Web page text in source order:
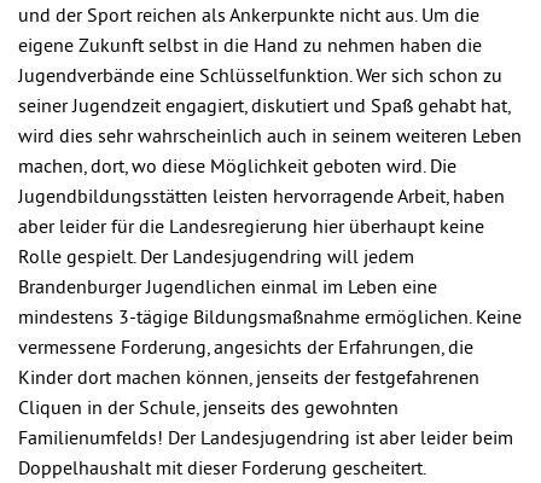
und der Sport reichen als Ankerpunkte nicht aus. Um die
eigene Zukunft selbst in die Hand zu nehmen haben die
Jugendverbände eine Schlüsselfunktion. Wer sich schon zu
seiner Jugendzeit engagiert, diskutiert und Spaß gehabt hat,
wird dies sehr wahrscheinlich auch in seinem weiteren Leben
machen, dort, wo diese Möglichkeit geboten wird. Die
Jugendbildungsstätten leisten hervorragende Arbeit, haben
aber leider für die Landesregierung hier überhaupt keine
Rolle gespielt. Der Landesjugendring will jedem
Brandenburger Jugendlichen einmal im Leben eine
mindestens 3-tägige Bildungsmaßnahme ermöglichen. Keine
vermessene Forderung, angesichts der Erfahrungen, die
Kinder dort machen können, jenseits der festgefahrenen
Cliquen in der Schule, jenseits des gewohnten
Familienumfelds! Der Landesjugendring ist aber leider beim
Doppelhaushalt mit dieser Forderung gescheitert.